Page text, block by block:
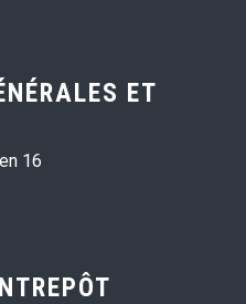
ET
16